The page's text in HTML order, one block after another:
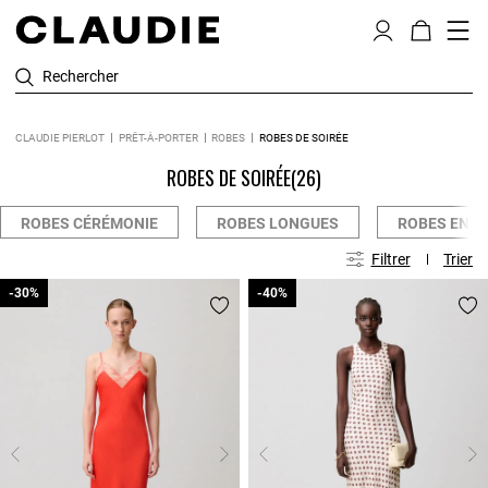
Rechercher
CLAUDIE PIERLOT PRÊT-À-PORTER ROBES ROBES DE SOIRÉE
ROBES DE SOIRÉE(26)
ROBES CÉRÉMONIE ROBES LONGUES ROBES EN
Filtrer Trier
-30%
-30% -40%
-40%